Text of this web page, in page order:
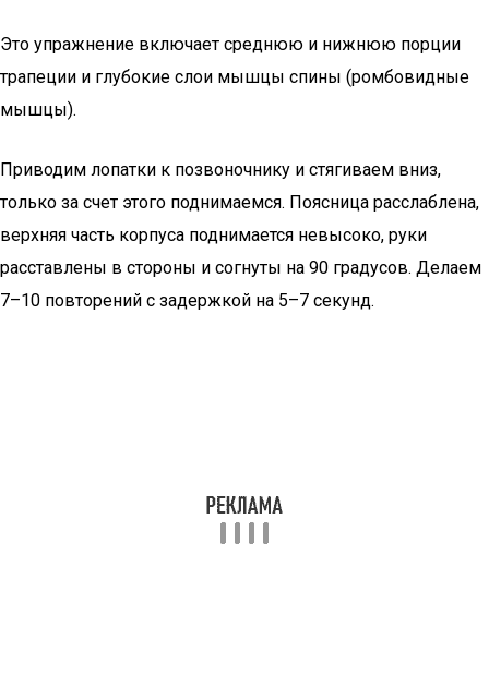
Это упражнение включает среднюю и нижнюю порции
трапеции и глубокие слои мышцы спины (ромбовидные
мышцы).
Приводим лопатки к позвоночнику и стягиваем вниз,
только за счет этого поднимаемся. Поясница расслаблена,
верхняя часть корпуса поднимается невысоко, руки
расставлены в стороны и согнуты на 90 градусов. Делаем
7–10 повторений с задержкой на 5–7 секунд.